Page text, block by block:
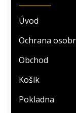
Úvod
Ochrana
Obchod
Košík
Pokladna